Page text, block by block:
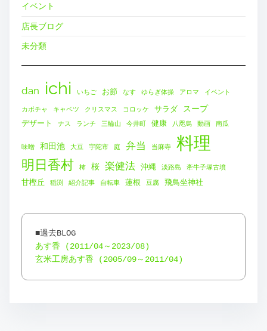
イベント
店長ブログ
未分類
dan ichi いちご お節 なす ゆらぎ体操 アロマ イベント
カボチャ キャベツ クリスマス コロッケ サラダ スープ
デザート ナス ランチ 三輪山 今井町 健康 八咫烏 動画 南瓜
味噌 和田池 大豆 宇陀市 庭 弁当 当麻寺 料理
明日香村 柿 桜 楽健法 沖縄 淡路島 牽牛子塚古墳
甘樫丘 稲渕 紹介記事 自転車 蓮根 豆腐 飛鳥坐神社
あす香 (2011/04～2023/08)
玄米工房あす香 (2005/09～2011/04)